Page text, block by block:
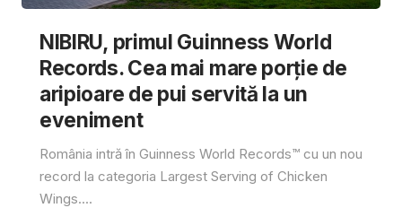
NIBIRU, primul Guinness World
Records. Cea mai mare porție de
aripioare de pui servită la un
eveniment
România intră în Guinness World Records™️ cu un nou
record la categoria Largest Serving of Chicken
Wings....